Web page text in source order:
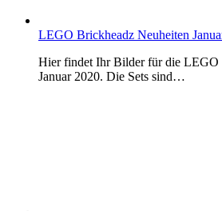
LEGO Brickheadz Neuheiten
Hier findet Ihr Bilder für die LEGO
Januar 2020. Die Sets sind…